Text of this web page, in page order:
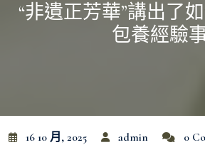
“非遺正芳華”講出了
包養經驗
16 10 月, 2025 admin
0